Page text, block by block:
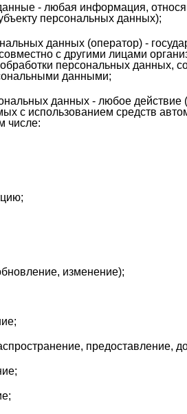
- любая информация,
персональных данных);
данных (оператор) -
с другими лицами
персональных данных,
данными;
данных - любое
с использованием средств
числе:
изменение);
предоставление,